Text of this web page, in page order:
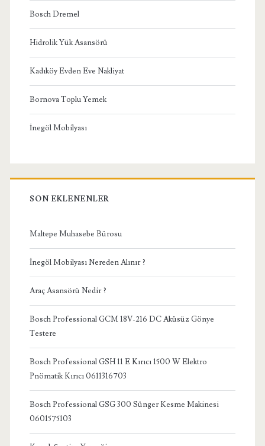
Bosch Dremel
Hidrolik Yük Asansörü
Kadıköy Evden Eve Nakliyat
Bornova Toplu Yemek
İnegöl Mobilyası
SON EKLENENLER
Maltepe Muhasebe Bürosu
İnegöl Mobilyası Nereden Alınır ?
Araç Asansörü Nedir ?
Bosch Professional GCM 18V-216 DC Aküsüz Gönye
Testere
Bosch Professional GSH 11 E Kırıcı 1500 W Elektro
Pnömatik Kırıcı 0611316703
Bosch Professional GSG 300 Sünger Kesme Makinesi
0601575103